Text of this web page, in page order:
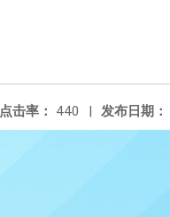
发布日期：
点击率： 440 |